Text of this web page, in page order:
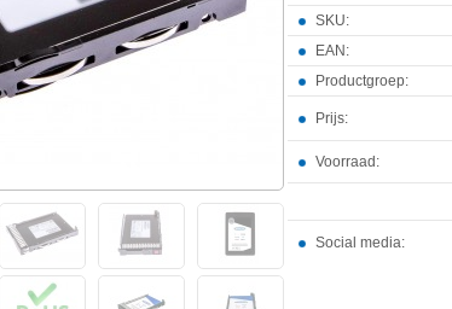
SKU:
EAN:
Productgroep:
Prijs:
Voorraad:
Social media: